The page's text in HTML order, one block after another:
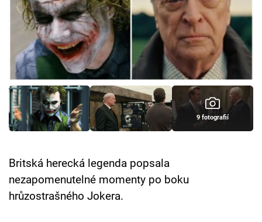
Hry
Cool Esport
Pořady
TV Program
9 fotografií
Britská herecká legenda popsala
nezapomenutelné momenty po boku
hrůzostrašného Jokera.